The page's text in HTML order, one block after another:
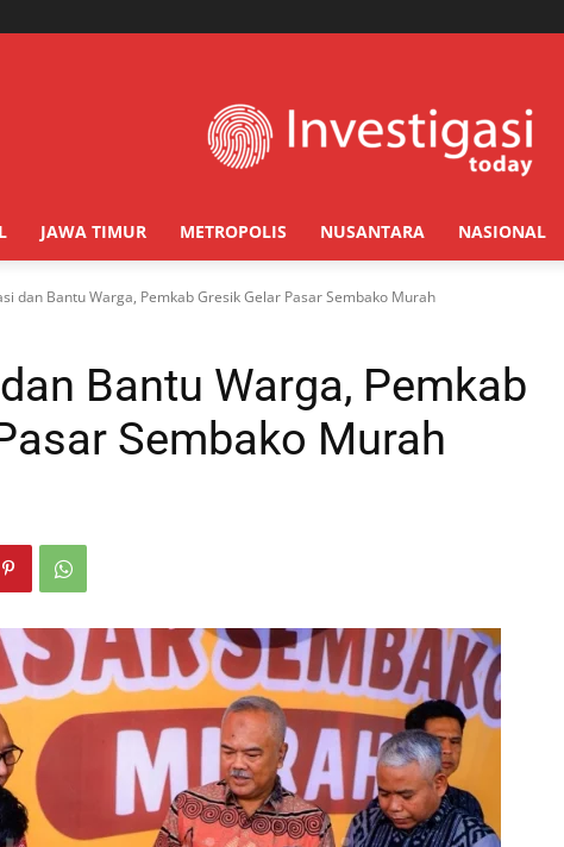
JAWA TIMUR METROPOLIS NUSANTARA NASIONAL
dan Bantu Warga, Pemkab Gresik Gelar Pasar Sembako Murah
Bantu Warga, Pemkab
Sembako Murah